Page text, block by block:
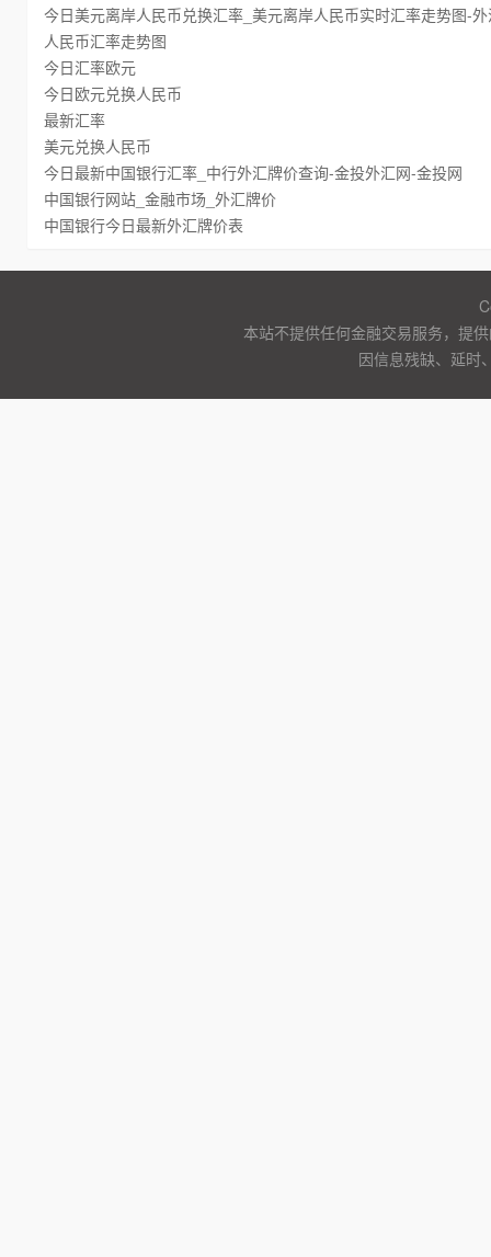
今日美元离岸人民币兑换汇率_美元离岸人民币实时汇率走势图-
人民币汇率走势图
今日汇率欧元
今日欧元兑换人民币
最新汇率
美元兑换人民币
今日最新中国银行汇率_中行外汇牌价查询-金投外汇网-金投网
中国银行网站_金融市场_外汇牌价
中国银行今日最新外汇牌价表
本站不提供任何金融交易服务，提
因信息残缺、延时